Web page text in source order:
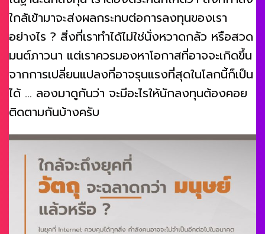
ใกล้เข้ามาจะส่งผลกระทบต่อการลงทุนของเรา
อย่างไร ? สิ่งที่เราทำได้ไม่ใช่นั่งหวาดกลัว หรือสวด
มนต์ภาวนา แต่เราควรมองหาโอกาสที่อาจจะเกิดขึ้น
จากการเปลี่ยนแปลงที่อาจรุนแรงที่สุดในโลกนี้ก็เป็น
ได้ … ลองมาดูกันว่า จะมีอะไรให้นักลงทุนต้องคอย
ติดตามกันบ้างครับ